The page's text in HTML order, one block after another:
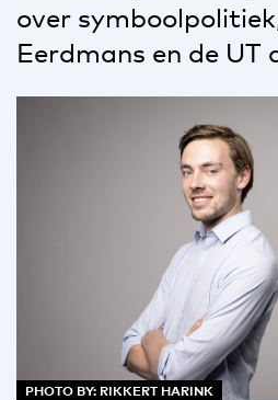
over
Eerdmans en de UT
PHOTO BY: RIKKERT HARINK